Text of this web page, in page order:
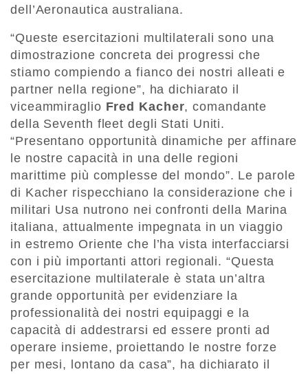
dell’Aeronautica australiana.
“Queste esercitazioni multilaterali sono una
dimostrazione concreta dei progressi che
stiamo compiendo a fianco dei nostri alleati e
partner nella regione”, ha dichiarato il
viceammiraglio Fred Kacher, comandante
della Seventh fleet degli Stati Uniti.
“Presentano opportunità dinamiche per affinare
le nostre capacità in una delle regioni
marittime più complesse del mondo”. Le parole
di Kacher rispecchiano la considerazione che i
militari Usa nutrono nei confronti della Marina
italiana, attualmente impegnata in un viaggio
in estremo Oriente che l’ha vista interfacciarsi
con i più importanti attori regionali. “Questa
esercitazione multilaterale è stata un’altra
grande opportunità per evidenziare la
professionalità dei nostri equipaggi e la
capacità di addestrarsi ed essere pronti ad
operare insieme, proiettando le nostre forze
per mesi, lontano da casa”, ha dichiarato il